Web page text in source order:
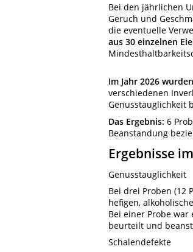
Bei den jährlichen
Geruch und
die eventuelle
aus 30 einzelnen
Im Jahr 2026
verschiedenen
Genusstauglichkeit
Das Ergebnis: 6
Beanstandung
Ergebnisse
Genusstauglichkeit
Bei drei Proben (12
hefigen,
Bei einer Probe
beurteilt und
Schalendefekte